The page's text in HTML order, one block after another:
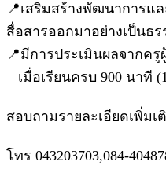
📍เสริมสร้างพัฒนาการแ
สื่อสารออกมาอย่างเป็นธ
📍มีการประเมินผลจากค
เมื่อเรียนครบ 900 นาที
สอบถามรายละเอียดเพิ่มเ
โทร 043203703,084-